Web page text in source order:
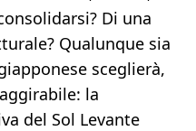
Di una
Qualunque sia
sceglierà,
la
del Sol Levante